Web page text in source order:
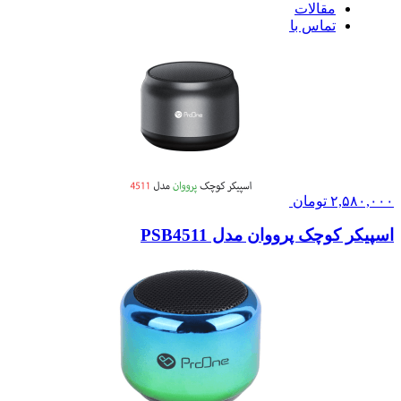
مقالات
تماس با ما
۲,۵۸۰,۰۰۰ تومان
اسپیکر کوچک پرووان مدل PSB4511